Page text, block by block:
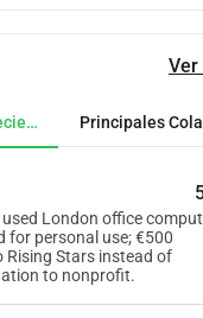
Ver
Principales
London office
for personal use; €500
Rising Stars instead of
to nonprofit.